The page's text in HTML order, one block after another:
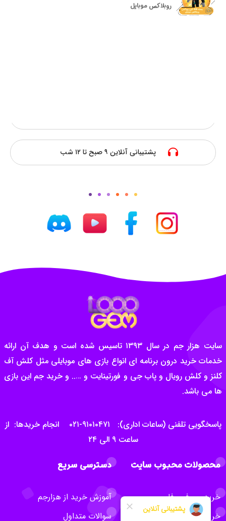
روبلاکس موبایل
پشتیبانی آنلاین ۹ صبح تا ۱۲ شب
سایت هزار جم در سال ۱۳۹۳ تاسیس شده است و هدف آن ارائه
خدمات خرید درون برنامه ای انواع بازی های موبایلی مثل کلش آف
کلنز و کلش رویال و پاب جی و فورتینایت و ….. و خرید جم این بازی
ها می باشد.
پاسخگویی تلفنی (ساعات اداری): ۹۱۰۱۰۴۷۱-۰۲۱ انجام خریدها: از
ساعت ۹ الی ۲۴
محصولات محبوب سایت
خرید جم فری فایر
خرید سی پی کالاف
دسترسی سریع
آموزش خرید از هزارجم
سوالات متداول